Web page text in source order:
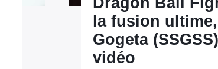
la fusion ultime,
Gogeta
vidéo